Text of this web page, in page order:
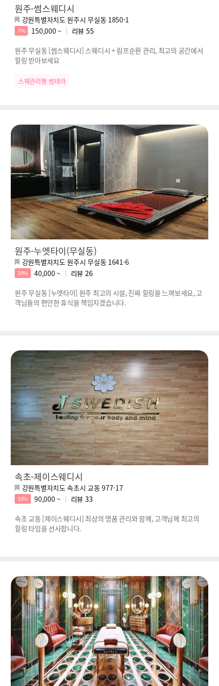
원주-썸스웨디시
강원특별자치도 원주시 무실동 1850-1
7% 150,000 ~ 리뷰 55
원주 무실동 [썸스웨디시] 스웨디시 + 림프순환 관리, 최고의 공간에서
힐링 받아보세요
스웨관리짱 썸테라
원주-누엣타이(무실동)
강원특별자치도 원주시 무실동 1641-6
20% 40,000 ~ 리뷰 26
원주 무실동 [누엣타이] 원주 최고의 시설, 진짜 힐링을 느껴보세요, 고
객님들의 편안한 휴식을 책임지겠습니다.
속초-제이스웨디시
강원특별자치도 속초시 교동 977-17
10% 90,000 ~ 리뷰 33
속초 교동 [제이스웨디시] 최상의 명품 관리와 함께, 고객님께 최고의
힐링 타임을 선사합니다.